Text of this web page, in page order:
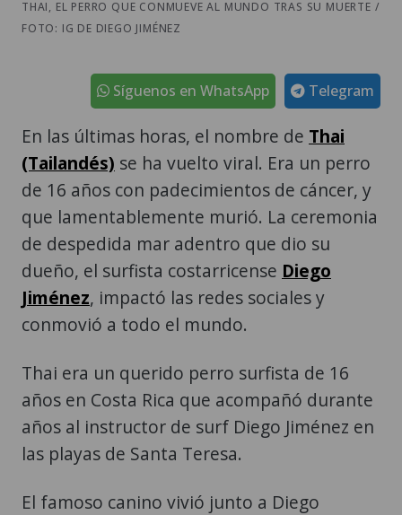
Síguenos en WhatsApp
En las últimas horas, el nombre deThai
(Tailandés)se ha vuelto viral. Era un perro
de 16 años con padecimientos de cáncer, y
que lamentablemente murió. La ceremonia
de despedida mar adentro que dio su
dueño, el surfista costarricenseDiego
Jiménez, impactó las redes sociales y
conmovió a todo el mundo.
Thai era un querido perro surfista de 16
años al instructor de surf Diego Jiménez en
las playas de Santa Teresa.
El famoso canino vivió junto a Diego
fundamental de su escuela de surf. Thai